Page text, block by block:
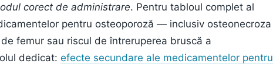
corect de administrare. Pentru tabloul complet al
pentru osteoporoză — inclusiv osteonecroza
femur sau riscul de întreruperea bruscă a
dedicat: efecte secundare ale medicamentelor pentru